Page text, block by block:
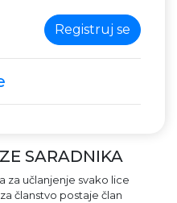
Registruj se
SARADNIKA
za učlanjenje svako lice
članstvo postaje član